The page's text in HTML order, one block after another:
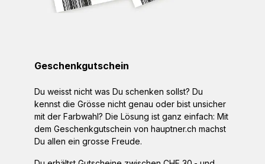
Geschenkgutschein
Du weisst nicht was Du schenken sollst? Du
kennst die Grösse nicht genau oder bist unsicher
mit der Farbwahl? Die Lösung ist ganz einfach: Mit
dem Geschenkgutschein von hauptner.ch machst
Du allen ein grosse Freude.